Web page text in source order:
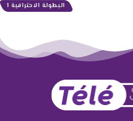
البطولة الاحترافية 1